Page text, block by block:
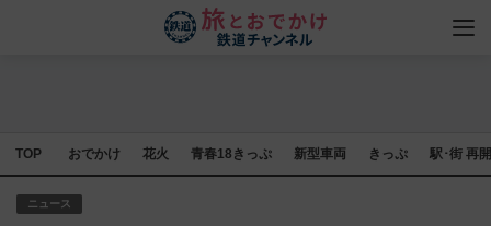
TOP おでかけ 花火 青春18きっぷ 新型車両 きっぷ 駅･街 再
ニュース